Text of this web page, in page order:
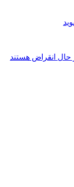
حال انقراض هستند